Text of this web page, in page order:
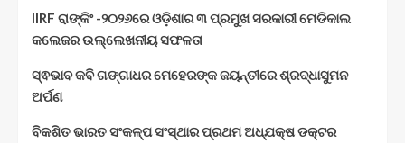
IIRF ରାଙ୍କିଂ -୨୦୨୬ରେ ଓଡ଼ିଶାର ୩ ପ୍ରମୁଖ ସରକାରୀ ମେଡିକାଲ
କଲେଜର ଉଲ୍ଲେଖନୀୟ ସଫଳତା
ସ୍ଵଭାବ କବି ଗଙ୍ଗାଧର ମେହେରଙ୍କ ଜୟନ୍ତୀରେ ଶ୍ରଦ୍ଧାସୁମନ
ଅର୍ପଣ
ବିକଶିତ ଭାରତ ସଂକଳ୍ପ ସଂସ୍ଥାର ପ୍ରଥମ ଅଧ୍ଯକ୍ଷ ଡକ୍ଟର